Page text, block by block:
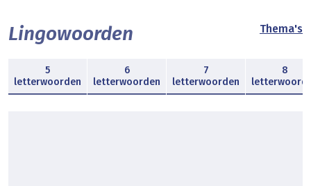
Lingowoorden Thema's
5
letterwoorden
6
letterwoorden
7
letterwoorden
8